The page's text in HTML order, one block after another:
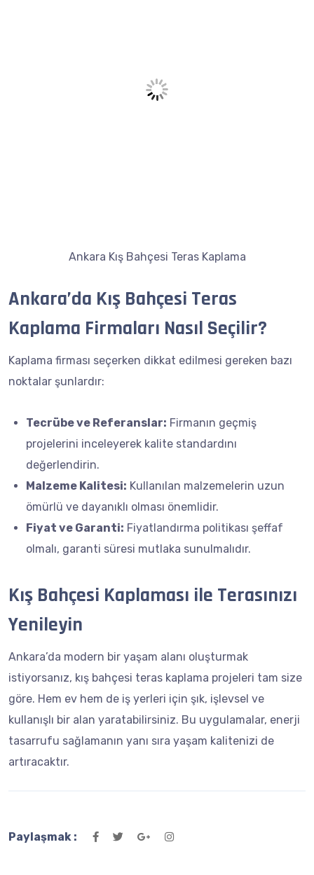
Ankara Kış Bahçesi Teras Kaplama
Ankara’da Kış Bahçesi Teras
Kaplama Firmaları Nasıl Seçilir?
Kaplama firması seçerken dikkat edilmesi gereken bazı
noktalar şunlardır:
Tecrübe ve Referanslar: Firmanın geçmiş
projelerini inceleyerek kalite standardını
değerlendirin.
Malzeme Kalitesi: Kullanılan malzemelerin uzun
ömürlü ve dayanıklı olması önemlidir.
Fiyat ve Garanti: Fiyatlandırma politikası şeffaf
olmalı, garanti süresi mutlaka sunulmalıdır.
Kış Bahçesi Kaplaması ile Terasınızı
Yenileyin
Ankara’da modern bir yaşam alanı oluşturmak
istiyorsanız, kış bahçesi teras kaplama projeleri tam size
göre. Hem ev hem de iş yerleri için şık, işlevsel ve
kullanışlı bir alan yaratabilirsiniz. Bu uygulamalar, enerji
tasarrufu sağlamanın yanı sıra yaşam kalitenizi de
artıracaktır.
Paylaşmak :